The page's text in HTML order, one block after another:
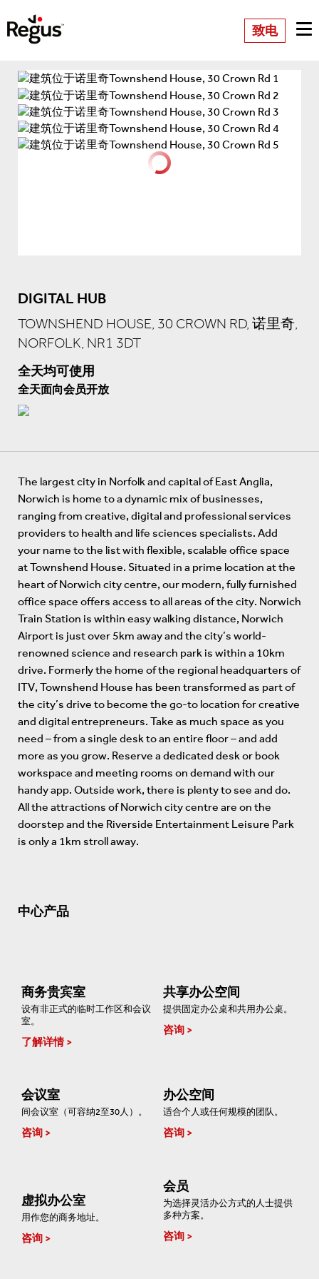
致电
DIGITAL HUB
TOWNSHEND HOUSE, 30 CROWN RD, 诺里奇,
NORFOLK, NR1 3DT
全天均可使用
全天面向会员开放
The largest city in Norfolk and capital of East Anglia,
Norwich is home to a dynamic mix of businesses,
ranging from creative, digital and professional services
providers to health and life sciences specialists. Add
your name to the list with flexible, scalable office space
at Townshend House. Situated in a prime location at the
heart of Norwich city centre, our modern, fully furnished
office space offers access to all areas of the city. Norwich
Train Station is within easy walking distance, Norwich
Airport is just over 5km away and the city’s world-
renowned science and research park is within a 10km
drive. Formerly the home of the regional headquarters of
ITV, Townshend House has been transformed as part of
the city’s drive to become the go-to location for creative
and digital entrepreneurs. Take as much space as you
need – from a single desk to an entire floor – and add
more as you grow. Reserve a dedicated desk or book
workspace and meeting rooms on demand with our
handy app. Outside work, there is plenty to see and do.
All the attractions of Norwich city centre are on the
doorstep and the Riverside Entertainment Leisure Park
is only a 1km stroll away.
中心产品
商务贵宾室
设有非正式的临时工作区和会议
室。
了解详情
共享办公空间
提供固定办公桌和共用办公桌。
咨询
会议室
间会议室（可容纳2至30人）。
咨询
办公空间
适合个人或任何规模的团队。
咨询
虚拟办公室
用作您的商务地址。
咨询
会员
为选择灵活办公方式的人士提供
多种方案。
咨询